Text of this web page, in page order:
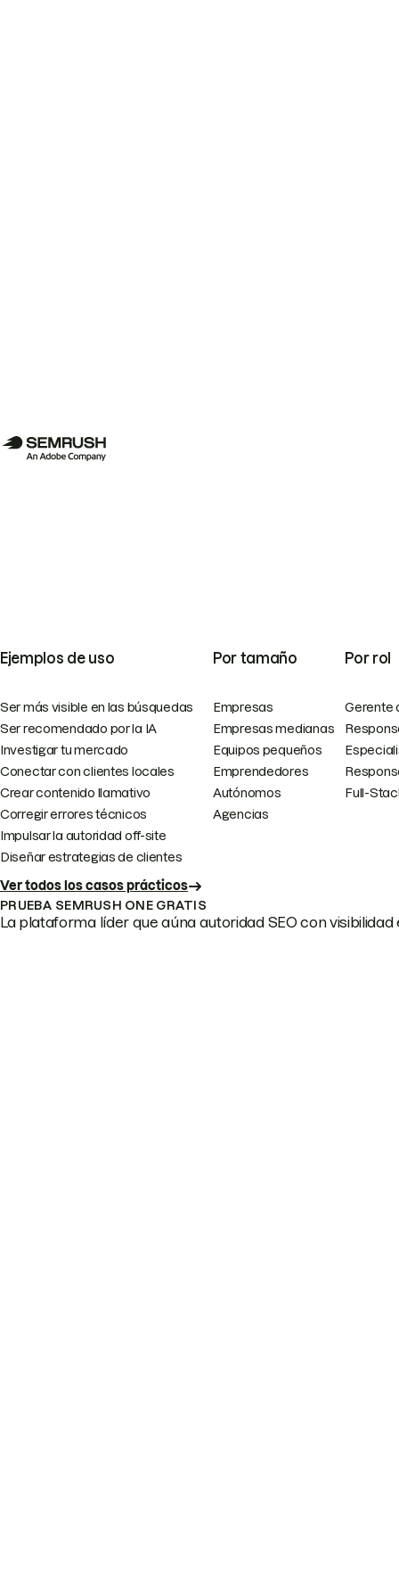
Ejemplos de uso
Ser más visible en las búsquedas
Ser recomendado por la IA
Investigar tu mercado
Conectar con clientes locales
Crear contenido llamativo
Corregir errores técnicos
Impulsar la autoridad off-site
Diseñar estrategias de clientes
Ver todos los casos prácticos
Por tamaño
Empresas
Empresas medianas
Equipos pequeños
Emprendedores
Autónomos
Agencias
Por rol
Gerente
Full-
PRUEBA SEMRUSH ONE GRATIS
La plataforma líder que aúna autoridad SEO con visibilidad